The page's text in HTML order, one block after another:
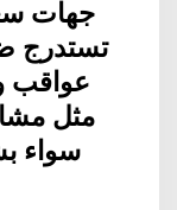
تستدرج
عواقب
مثل
سواء